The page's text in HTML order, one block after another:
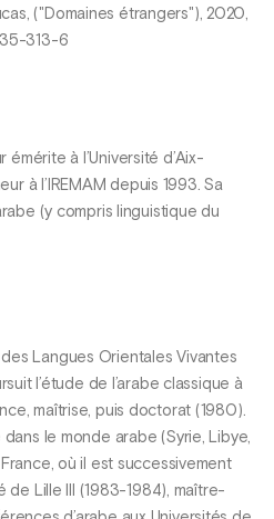
("Domaines étrangers"), 2020,
313-6
à l’Université d’Aix-
à l’IREMAM depuis 1993. Sa
(y compris linguistique du
Langues Orientales Vivantes
l’étude de l’arabe classique à
maîtrise, puis doctorat (1980).
dans le monde arabe (Syrie, Libye,
où il est successivement
de Lille III (1983-1984), maître-